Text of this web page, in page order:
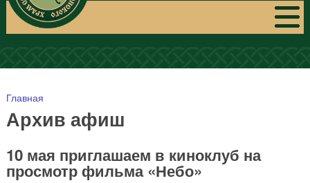
Вы здесь
Главная
Архив афиш
10 мая приглашаем в киноклуб на
просмотр фильма «Небо»